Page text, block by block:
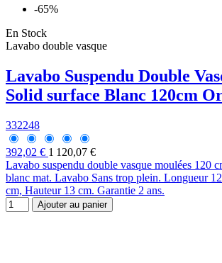
-65%
En Stock
Lavabo double vasque
Lavabo Suspendu Double
Solid surface Blanc 120cm
332248
392,02 € 1 120,07 €
Lavabo suspendu double vasque moulées 120
blanc mat. Lavabo Sans trop plein. Longueur
cm, Hauteur 13 cm. Garantie 2 ans.
Ajouter au panier